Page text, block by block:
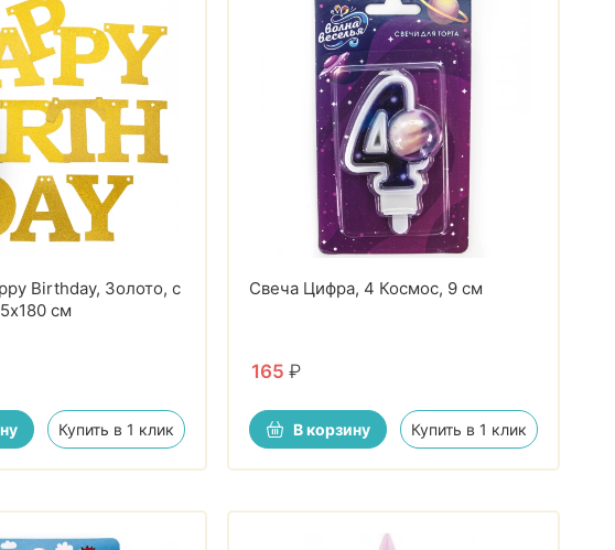
Birthday, Золото, с
см
Купить в 1 клик
Свеча Цифра, 4 Космос, 9 см
165 ₽
В корзину Купить в 1 клик